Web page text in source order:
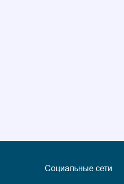
Социальные сети